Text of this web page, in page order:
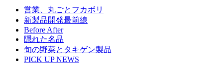
営業、丸ごとフカボリ
新製品開発最前線
Before After
隠れた名品
旬の野菜とタキゲン製品
PICK UP NEWS